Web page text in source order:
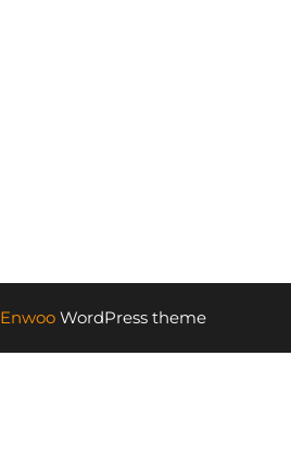
EnwooWordPress theme